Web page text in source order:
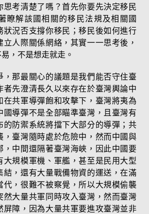
思考清楚了嗎？首先你要先決定移民
瞭解該國相關的移民法規及相關國
狀況否支撐你移民；移民後如何進行
人際關係網絡，其實一一思考後，
，不是想走就走。
，那最關心的議題是我們能否守住臺
者先澄清長久以來存在於臺灣輿論中
在共軍導彈飽和攻擊下，臺灣將夷為
國導彈不是全部瞄準臺灣，且臺灣有
的防禦系統將擋下大部分的導彈；共
，臺灣隨時處於危險中，然而中國與
，中間還隔著臺灣海峽，因此中國要
大規模軍機、軍艦，甚至是民用大型
結，還有大量戰備物資的運送，在滿
代，很難不被察覺，所以大規模偷襲
然大量共軍同時攻入臺灣，然而臺灣
屏障，因為大量共軍要進攻臺灣並非